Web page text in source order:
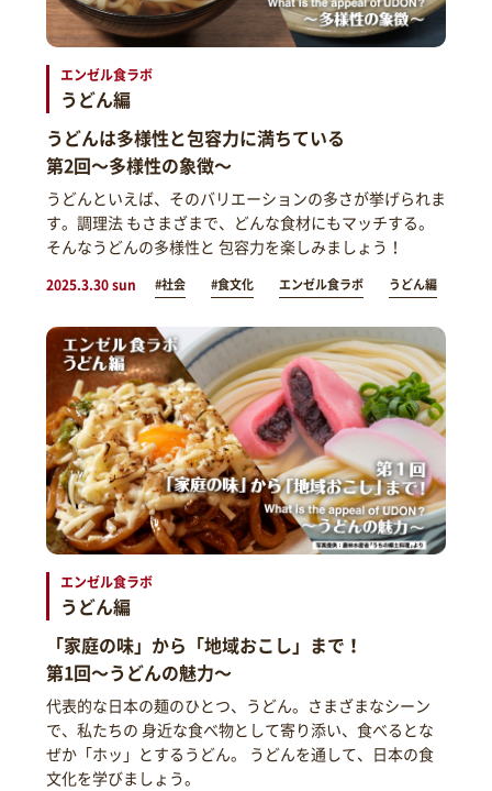
エンゼル食ラボ
うどん編
うどんは多様性と包容力に満ちている
第2回～多様性の象徴～
うどんといえば、そのバリエーションの多さが挙げられま
す。調理法 もさまざまで、どんな食材にもマッチする。
そんなうどんの多様性と 包容力を楽しみましょう！
2025.3.30 sun #社会 #食文化 エンゼル食ラボ うどん編
エンゼル食ラボ
うどん編
「家庭の味」から「地域おこし」まで！
第1回～うどんの魅力～
代表的な日本の麺のひとつ、うどん。さまざまなシーン
で、私たちの 身近な食べ物として寄り添い、食べるとな
ぜか「ホッ」とするうどん。 うどんを通して、日本の食
文化を学びましょう。